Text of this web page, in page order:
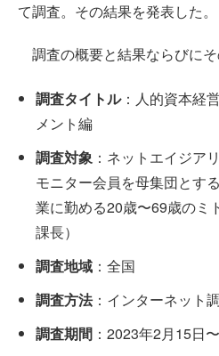
て調査。その結果を発表した。
調査の概要と結果ならびにそ
調査タイトル：人的資本経
メント編
調査対象 ：ネットエイジア
モニター会員を母集団とす
業に勤める20歳〜69歳のミ
課長）
調査地域 ：全国
調査方法：インターネット
調査期間 ：2023年2月15日